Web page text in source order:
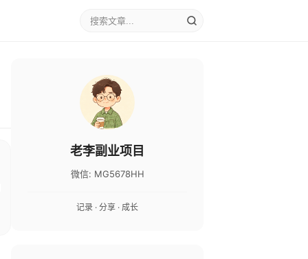
老李副业项目
微信: MG5678HH
记录 · 分享 · 成长